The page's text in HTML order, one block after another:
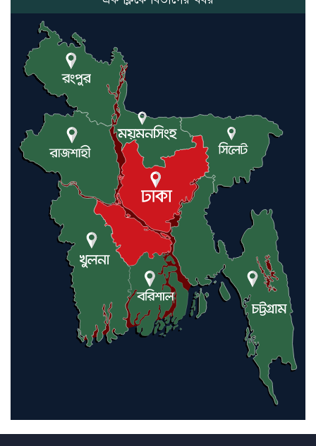
যুক্তরাষ্ট্র ও ইসরায়েল বাদে হরমুজ
প্রণালি সবার জন্য উন্মুক্ত: আরাকচি
এবার চীনের দ্বারস্থ হলেন ডোনাল্ড
ট্রাম্প
ইরানে কঠোর হামলা অব্যাহত রাখতে
ট্রাম্পকে আহ্বান সৌদি আরবের
ইরাকসহ মধ্যপ্রাচ্যে ২৪ হামলা চালাল
ইরানপন্থি গোষ্ঠী
হরমুজ প্রণালী সুরক্ষায় মিত্ররা সাহায্য
না করলে ন্যাটোর ভবিষ্যৎ খারাপ